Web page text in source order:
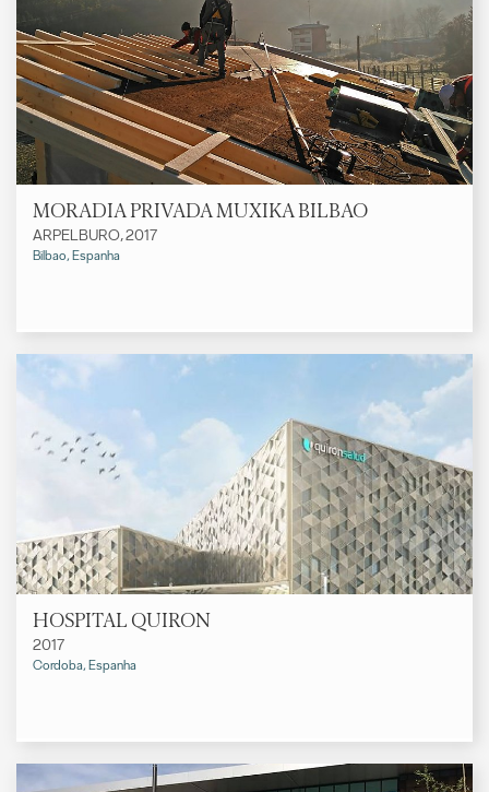
MORADIA PRIVADA MUXIKA BILBAO
ARPELBURO, 2017
Bilbao, Espanha
HOSPITAL QUIRON
2017
Cordoba, Espanha